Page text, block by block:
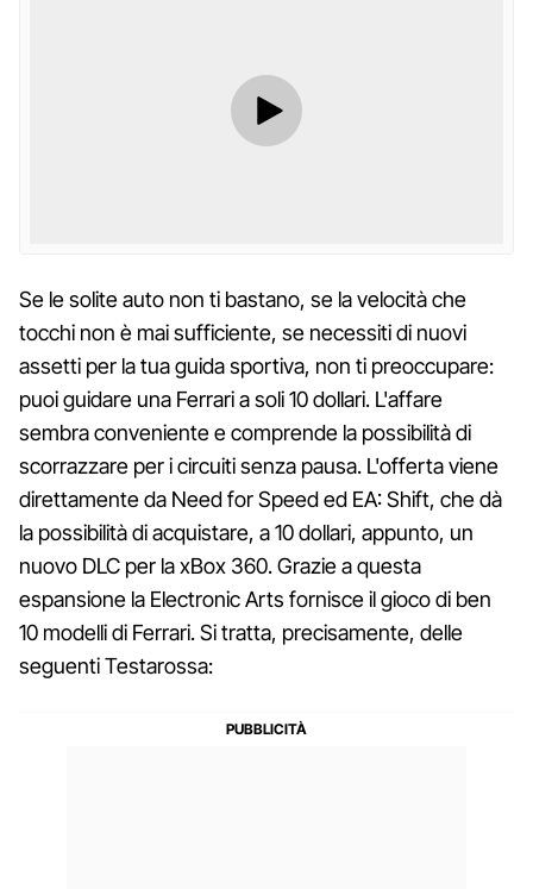
Se le solite auto non ti bastano, se la velocità che
tocchi non è mai sufficiente, se necessiti di nuovi
assetti per la tua guida sportiva, non ti preoccupare:
puoi guidare una Ferrari a soli 10 dollari. L'affare
sembra conveniente e comprende la possibilità di
scorrazzare per i circuiti senza pausa. L'offerta viene
direttamente da Need for Speed ed EA: Shift, che dà
la possibilità di acquistare, a 10 dollari, appunto, un
nuovo DLC per la xBox 360. Grazie a questa
espansione la Electronic Arts fornisce il gioco di ben
10 modelli di Ferrari. Si tratta, precisamente, delle
seguenti Testarossa: